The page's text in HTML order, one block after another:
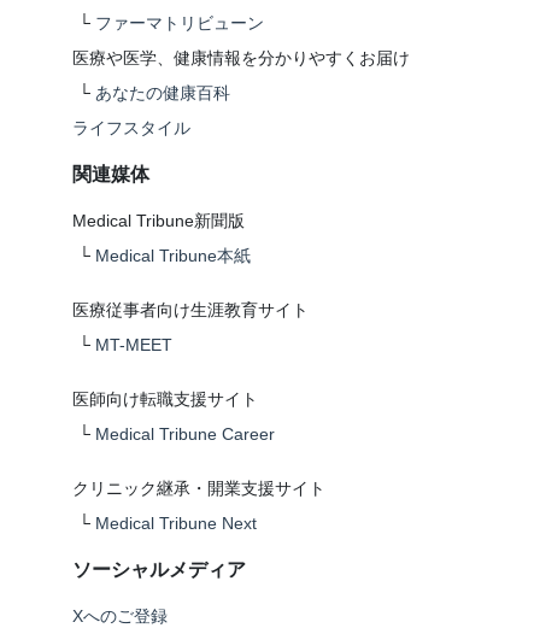
└ ファーマトリビューン
医療や医学、健康情報を分かりやすくお届け
└ あなたの健康百科
ライフスタイル
関連媒体
Medical Tribune新聞版
└ Medical Tribune本紙
医療従事者向け生涯教育サイト
└ MT-MEET
医師向け転職支援サイト
└ Medical Tribune Career
クリニック継承・開業支援サイト
└ Medical Tribune Next
ソーシャルメディア
Xへのご登録